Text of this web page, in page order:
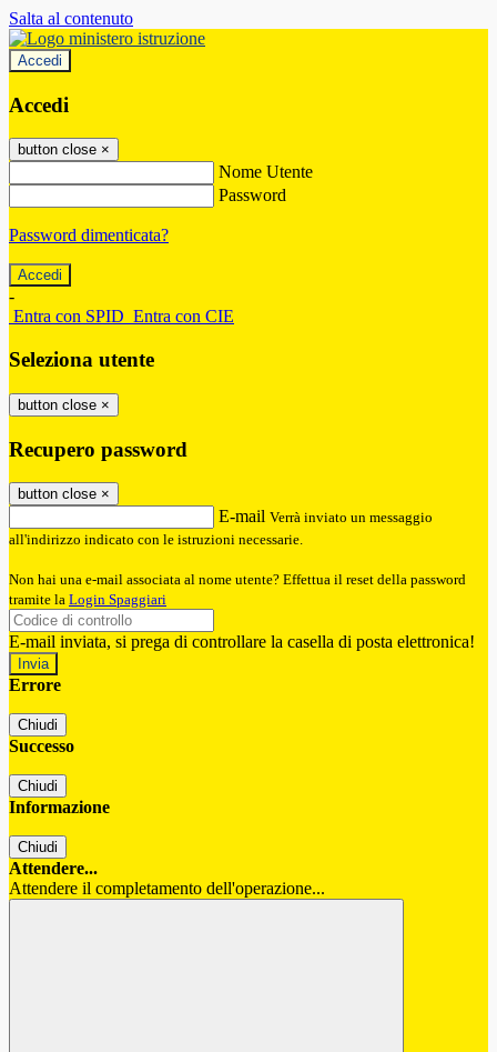
Salta al contenuto
Accedi
Accedi
button close ×
Nome Utente
Password
Password dimenticata?
-
Entra con SPID Entra con CIE
Seleziona utente
button close ×
Recupero password
button close ×
E-mail Verrà inviato un messaggio
all'indirizzo indicato con le istruzioni necessarie.
Non hai una e-mail associata al nome utente? Effettua il reset della password
tramite la Login Spaggiari
E-mail inviata, si prega di controllare la casella di posta elettronica!
Errore
Chiudi
Successo
Chiudi
Informazione
Chiudi
Attendere...
Attendere il completamento dell'operazione...